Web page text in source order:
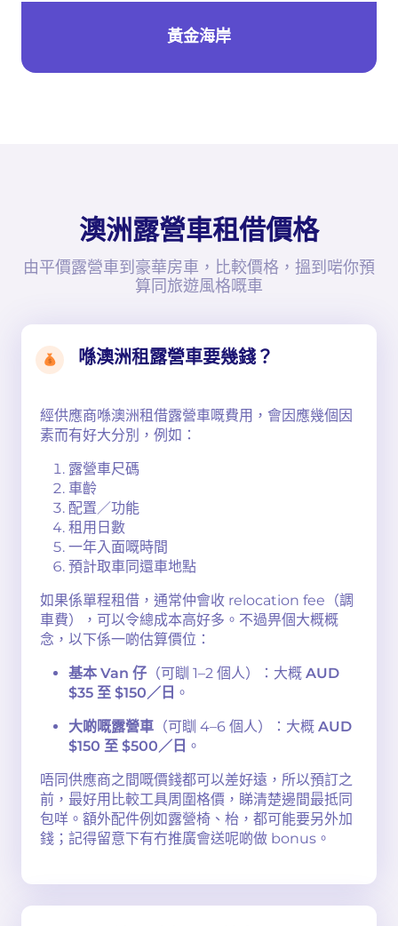
黃金海岸
澳洲露營車租借價格
由平價露營車到豪華房車，比較價格，搵到啱你預
算同旅遊風格嘅車
喺澳洲租露營車要幾錢？
經供應商喺澳洲租借露營車嘅費用，會因應幾個因
素而有好大分別，例如：
露營車尺碼
車齡
配置／功能
租用日數
一年入面嘅時間
預計取車同還車地點
如果係單程租借，通常仲會收 relocation fee（調
車費），可以令總成本高好多。不過畀個大概概
念，以下係一啲估算價位：
基本 Van 仔 （可瞓 1–2 個人）：大概 AUD
$35 至 $150／日 。
大啲嘅露營車 （可瞓 4–6 個人）：大概 AUD
$150 至 $500／日 。
唔同供應商之間嘅價錢都可以差好遠，所以預訂之
前，最好用比較工具周圍格價，睇清楚邊間最抵同
包咩。額外配件例如露營椅、枱，都可能要另外加
錢；記得留意下有冇推廣會送呢啲做 bonus。